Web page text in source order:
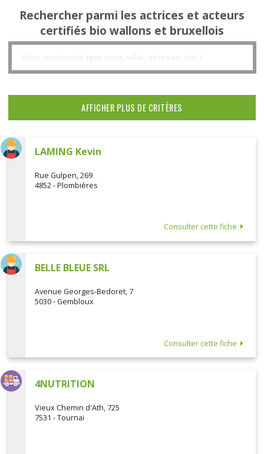
Rechercher parmi les actrices et acteurs
certifiés bio wallons et bruxellois
LAMING Kevin
Rue Gulpen, 269
4852 - Plombières
Consulter cette fiche
BELLE BLEUE SRL
Avenue Georges-Bedoret, 7
5030 - Gembloux
Consulter cette fiche
4NUTRITION
Vieux Chemin d'Ath, 725
7531 - Tournai
AFFICHER PLUS DE CRITÈRES